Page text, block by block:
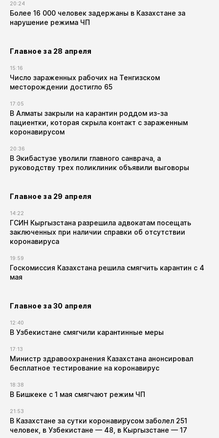
20:24
Более 16 000 человек задержаны в Казахстане за
нарушение режима ЧП
Главное за 28 апреля
15:16
Число зараженных рабочих на Тенгизском
месторождении достигло 65
17:05
В Алматы закрыли на карантин роддом из-за
пациентки, которая скрыла контакт с зараженным
коронавирусом
20:36
В Экибастузе уволили главного санврача, а
руководству трех поликлиник объявили выговоры
Главное за 29 апреля
14:22
ГСИН Кыргызстана разрешила адвокатам посещать
заключенных при наличии справки об отсутствии
коронавируса
19:59
Госкомиссия Казахстана решила смягчить карантин с 4
мая
Главное за 30 апреля
12:40
В Узбекистане смягчили карантинные меры
17:13
Министр здравоохранения Казахстана анонсировал
бесплатное тестирование на коронавирус
18:38
В Бишкеке с 1 мая смягчают режим ЧП
21:53
В Казахстане за сутки коронавирусом заболел 251
человек, в Узбекистане — 48, в Кыргызстане — 17